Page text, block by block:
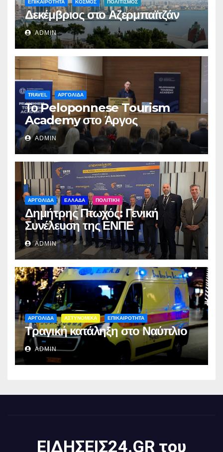
ΕΠΙΚΑΙΡΟΤΗΤΑ ΚΟΣΜΟΣ ΠΟΛΙΤΙΣΜΟΣ
Δεκέμβριος στο Αζερμπαϊτζάν
ADMIN
TRAVEL ΑΡΓΟΛΙΔΑ
Το Peloponnese Tourism
Academy στο Άργος
ADMIN
ΑΡΓΟΛΙΔΑ ΕΛΛΑΔΑ ΠΟΛΙΤΙΚΗ
Δημήτρης Πτωχός: Γενική
Συνέλευση της ΕΝΠΕ
ADMIN
ΑΡΓΟΛΙΔΑ ΑΣΤΥΝΟΜΙΚΑ ΕΠΙΚΑΙΡΟΤΗΤΑ
Τραγική κατάληξη στο Ναύπλιο
ADMIN
ΕΙΔΗΣΕΙΣ24.GR του